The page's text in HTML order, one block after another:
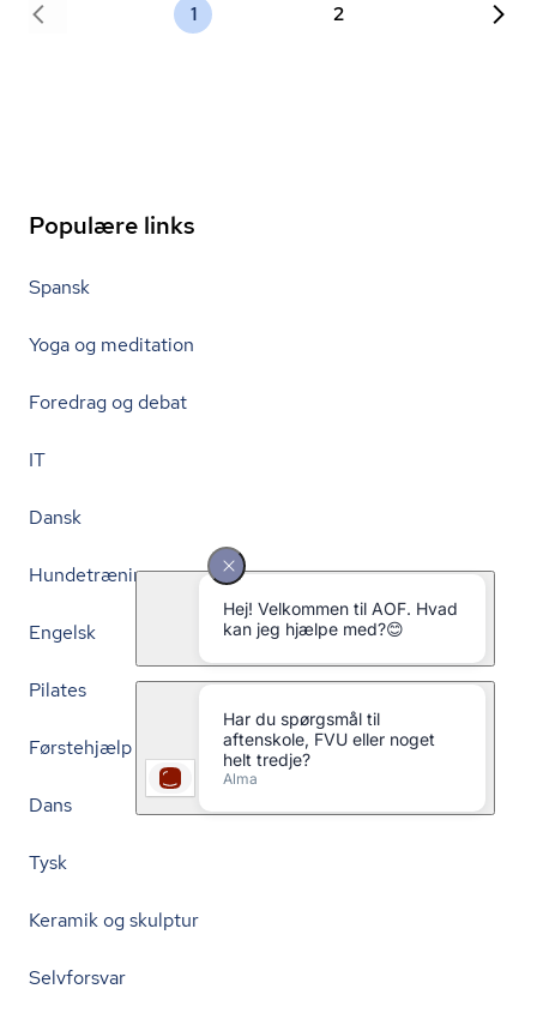
1 2
Populære links
Spansk
Yoga og meditation
Foredrag og debat
IT
Dansk
Hundetræning
Engelsk
Pilates
Førstehjælp
Dans
Tysk
Keramik og skulptur
Selvforsvar